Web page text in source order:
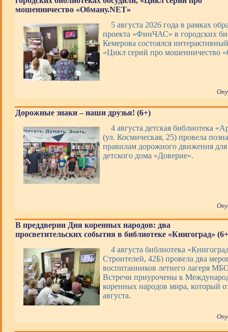
мошенничество «Обману.NET»
5 августа 2026 года в рамках
проекта «ФинЧАС» в городских
Кемерова состоялся
«Цикл серий про мошенничество
Дорожные знаки – наши друзья! (6+)
4 августа детская библиотека
(ул. Космическая, 25) провела
правилам дорожного движения
детского дома «Доверие».
В преддверии Дня коренных народов: два
просветительских события в библиотеке «Книгоград»
4 августа библиотека
Строителей, 42Б) провела два
воспитанников летнего лагеря
Встречи приурочены к
коренных народов мира, который
августа.